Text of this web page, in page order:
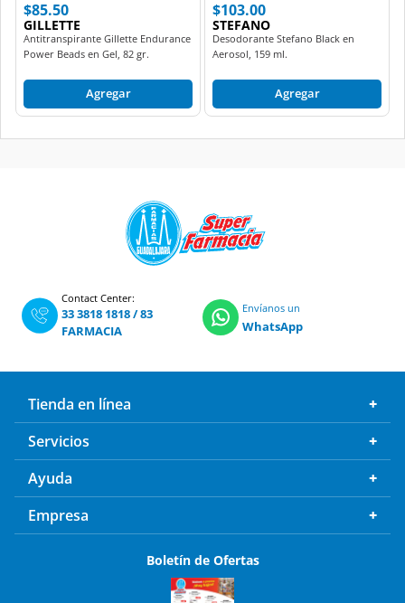
$85.50
GILLETTE
Antitranspirante Gillette Endurance
Power Beads en Gel, 82 gr.
Agregar
$103.00
STEFANO
Desodorante Stefano Black en
Aerosol, 159 ml.
Agregar
Contact Center:
33 3818 1818/83
FARMACIA
Envíanos un
WhatsApp
Tienda en línea
Servicios
Ayuda
Empresa
Boletín de Ofertas